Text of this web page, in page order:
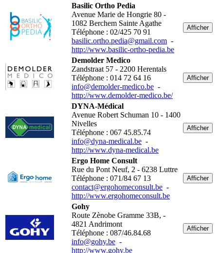
Basilic Ortho Pedia
Avenue Marie de Hongrie 80 -
1082 Berchem Sainte Agathe
Téléphone : 02/425 70 91
basilic.ortho.pedia@gmail.com -
http://www.basilic-ortho-pedia.be
Afficher
Demolder Medico
Zandstraat 57 - 2200 Herentals
Téléphone : 014 72 64 16
info@demolder-medico.be -
http://www.demolder-medico.be/
Afficher
DYNA-Médical
Avenue Robert Schuman 10 - 1400
Nivelles
Téléphone : 067 45.85.74
info@dyna-medical.be -
http://www.dyna-medical.be
Afficher
Ergo Home Consult
Rue du Pont Neuf, 2 - 6238 Luttre
Téléphone : 071/84 67 13
contact@ergohomeconsult.be -
http://www.ergohomeconsult.be
Afficher
Gohy
Route Zènobe Gramme 33B, -
4821 Andrimont
Téléphone : 087/46.84.68
info@gohy.be -
http://www.gohy.be
Afficher